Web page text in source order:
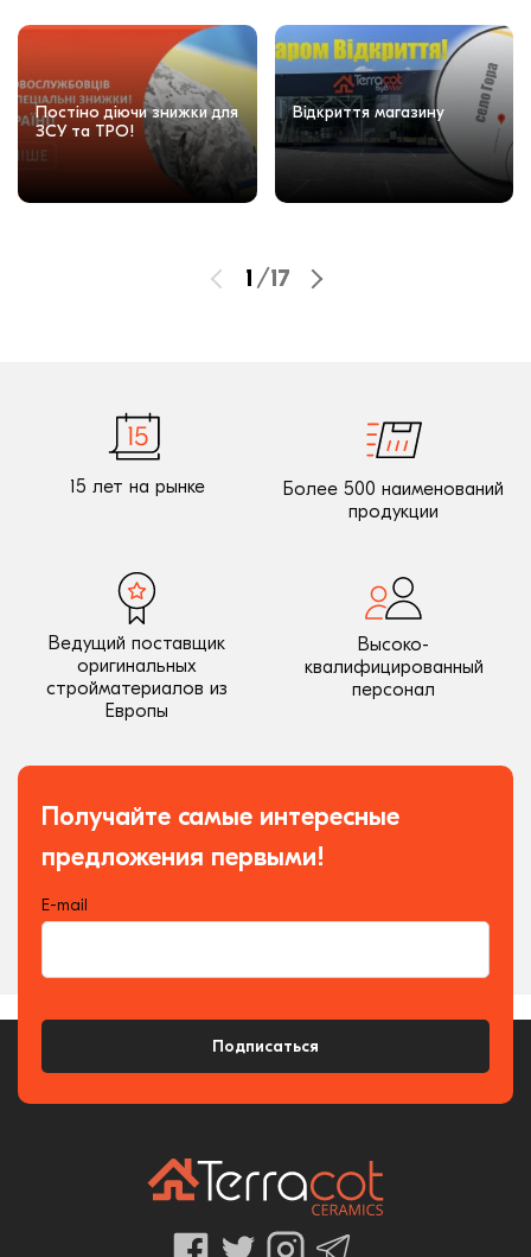
Постіно діючи знижки для
ЗСУ та ТРО!
Відкриття магазину
1 /17
15 лет на рынке
Более 500 наименований
продукции
Ведущий поставщик
оригинальных
стройматериалов из
Европы
Высоко-
квалифицированный
персонал
Получайте самые интересные
предложения первыми!
E-mail
Подписаться